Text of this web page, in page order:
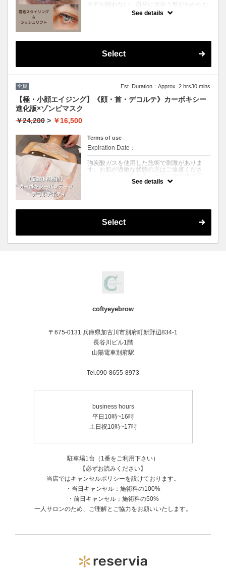
左右が揃わない、自分に似合う形がわからな
い…そんな『眉迷子』さんへ。骨格分析であ
なただけの黄金比を導き出し、左右差を整え
※パリジェンヌラッシュリフトは対応してお
りません。
See details
Select
全員 Est. Duration：Approx. 2 hrs30 mins
【極・小顔エイジング】《顔・首・デコルテ》カーボキシー
進化版×ゾンビマスク
￥24,200 > ￥16,500
Terms of use
Expiration Date：
強炭酸ガスを使用した施術で刺激がありま
す。お肌が過敏な状態の方はご遠慮くださ
を網羅する、究極のエイジングケアコース
年齢が出やすい「首元」や「デコルテ」まで
率を極限まで高めます。血管を広げ、酸素を
細胞の隅々まで届けることで、むくみを解消
し、驚くほどシャープなフェイスラインへ導
■ ステップ2：ボディ用カーボキシー（デコ
ルテ）
キシー」を贅沢に使用。鎖骨周りの老廃物を
流し、透明感のある明るい胸元を蘇らせま
す。
■ ステップ3：ゾンビマスク（仕上げ）
てパックが固まり、強力に肌を引き締めま
ツヤをご実感いただけます。
• フェイスラインのゆるみが気になる
• 首のシワやデコルテのくすみを改善したい
• とにかく一度で「変わった！」という結果
が欲しい
• イベント前など、最高にベストな状態に仕
See details
Select
coftyeyebrow
〒675-0131 兵庫県加古川市別府町新野辺834-1
長谷川ビル1階
山陽電車別府駅
Tel.090-8655-8973
business hours
平日10時~16時
土日祝10時~17時
駐車場1台（1番をご利用下さい）
【必ずお読みください】
当店ではキャンセルポリシーを設けております。
・当日キャンセル：施術料の100%
・前日キャンセル：施術料の50%
一人サロンのため、ご理解とご協力をお願いいたします。